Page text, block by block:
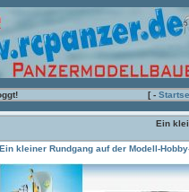
[ -
Ein
Ein kleiner Rundgang auf der Modell-